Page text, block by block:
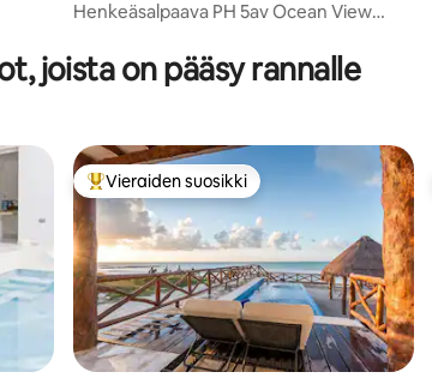
del Carmen
Henkeäsalpaava PH 5av Ocean View
joista on pääsy rannalle
Vieraiden suosikkien parhaimmistoa
Vieraiden suosikki